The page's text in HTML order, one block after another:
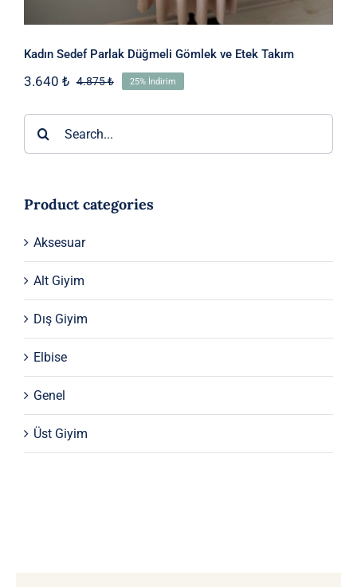
Kadın Sedef Parlak Düğmeli Gömlek ve Etek Takım
4.875₺Orijinal
4.875 ₺.
3.640 ₺
Şu
fiyat:
3.640 ₺.
25% İndirim
Product categories
Aksesuar
Alt Giyim
Dış Giyim
Elbise
Genel
Üst Giyim